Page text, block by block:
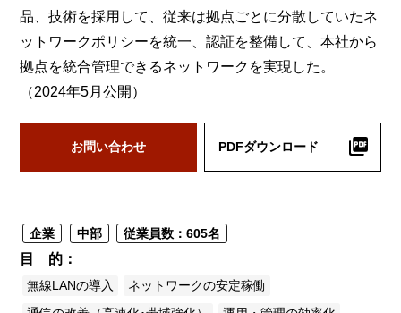
品、技術を採用して、従来は拠点ごとに分散していたネ
ットワークポリシーを統一、認証を整備して、本社から
拠点を統合管理できるネットワークを実現した。
（2024年5月公開）
お問い合わせ PDFダウンロード
企業 中部 従業員数：605名
目 的
無線LANの導入
ネットワークの安定稼働